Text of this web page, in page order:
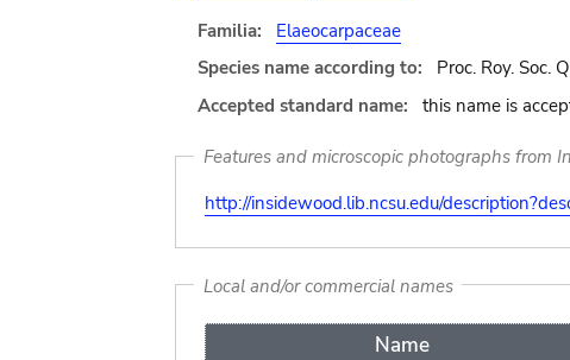
Familia:
Elaeocarpaceae
Species name according to:
Proc. Roy. Soc.
Accepted standard name:
this name is
Features and microscopic photographs from
http://insidewood.lib.ncsu.edu/
Local and/or commercial names
Name